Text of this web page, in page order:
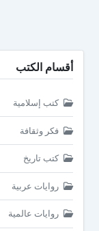
أقسام الكتب
كتب إسلامية
فكر وثقافة
كتب تاريخ
روايات عربية
روايات عالمية